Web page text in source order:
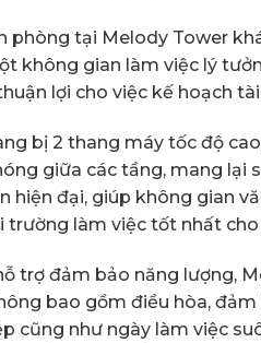
phòng tại Melody Tower
không gian làm việc lý
lợi cho việc kế hoạch
bị 2 thang máy tốc độ
giữa các tầng, mang lại
hiện đại, giúp không gian
làm việc tốt nhất cho
trợ đảm bảo năng lượng,
bao gồm điều hòa,
cũng như ngày làm việc